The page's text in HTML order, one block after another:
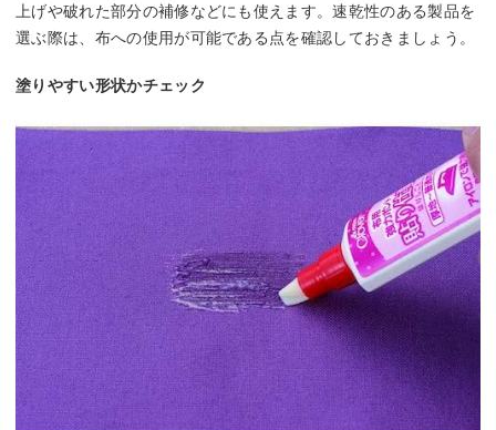
上げや破れた部分の補修などにも使えます。速乾性のある製品を
選ぶ際は、布への使用が可能である点を確認しておきましょう。
塗りやすい形状かチェック